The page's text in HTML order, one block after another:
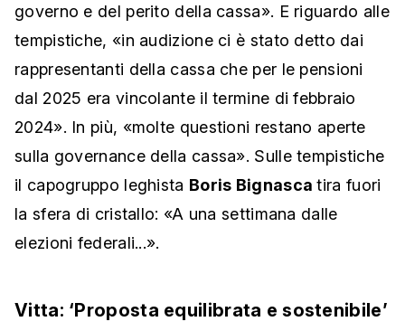
governo e del perito della cassa». E riguardo alle
tempistiche, «in audizione ci è stato detto dai
rappresentanti della cassa che per le pensioni
dal 2025 era vincolante il termine di febbraio
2024». In più, «molte questioni restano aperte
sulla governance della cassa». Sulle tempistiche
il capogruppo leghista Boris Bignascatira fuori
la sfera di cristallo: «A una settimana dalle
elezioni federali...».
Vitta: ‘Proposta equilibrata e sostenibile’